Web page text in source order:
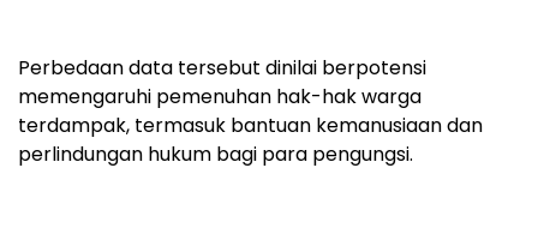
Perbedaan data tersebut dinilai berpotensi
memengaruhi pemenuhan hak-hak warga
terdampak, termasuk bantuan kemanusiaan dan
perlindungan hukum bagi para pengungsi.